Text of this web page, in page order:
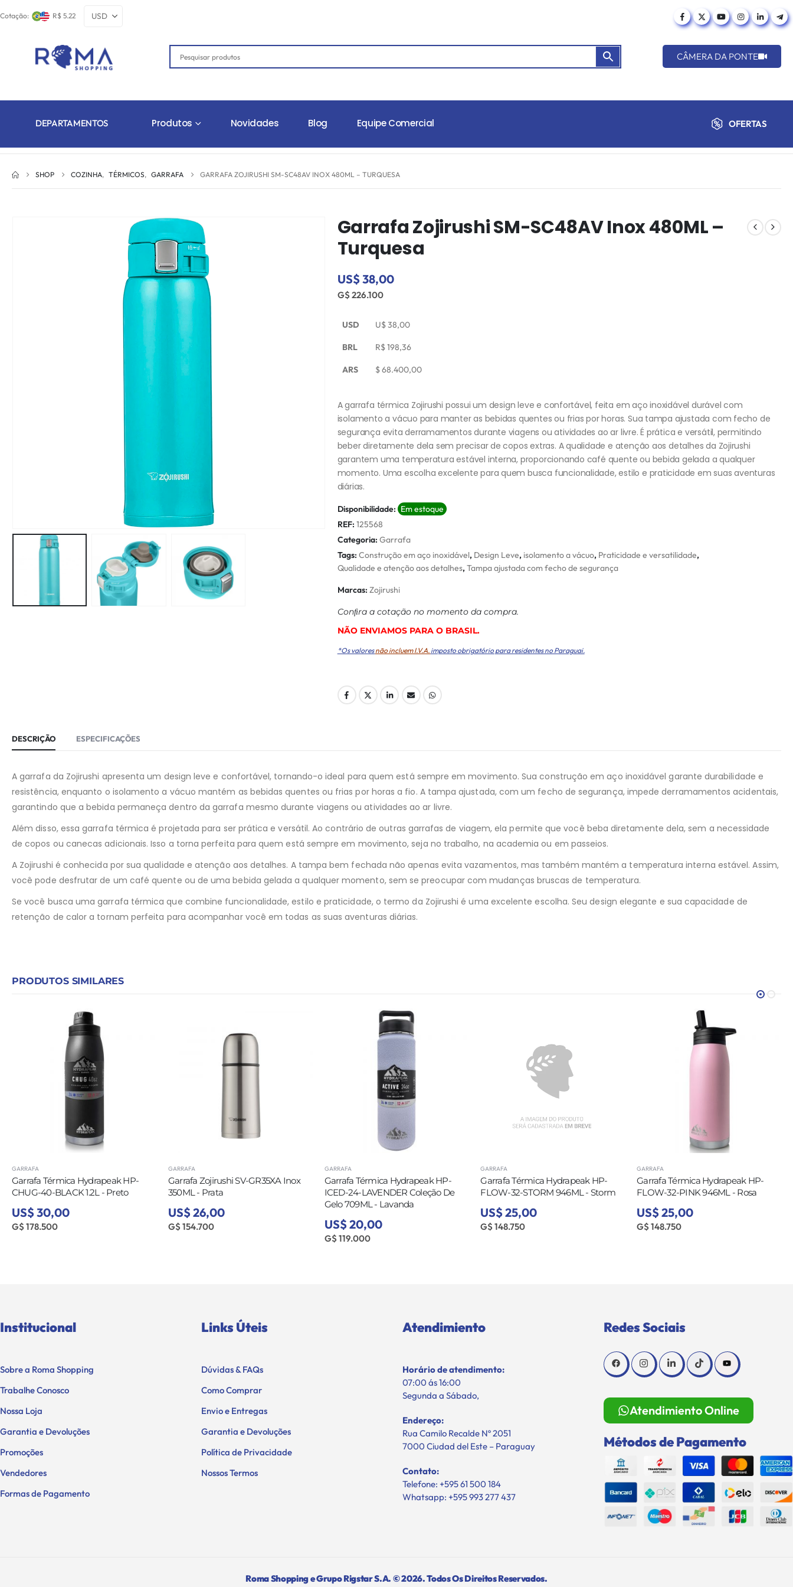
Cotação: R$ 5.22
CÂMERA DA PONTE
DEPARTAMENTOS Produtos Novidades Blog Equipe Comercial OFERTAS
SHOP COZINHA, TÉRMICOS, GARRAFA GARRAFA ZOJIRUSHI SM-SC48AV INOX 480ML – TURQUESA
Garrafa Zojirushi SM-SC48AV Inox 480ML –
Turquesa
US$ 38,00
G$ 226.100
USD U$38,00
BRL R$198,36
ARS $68.400,00
A garrafa térmica Zojirushi possui um design leve e confortável, feita em aço inoxidável durável com
isolamento a vácuo para manter as bebidas quentes ou frias por horas. Sua tampa ajustada com fecho de
segurança evita derramamentos durante viagens ou atividades ao ar livre. É prática e versátil, permitindo
beber diretamente dela sem precisar de copos extras. A qualidade e atenção aos detalhes da Zojirushi
garantem uma temperatura estável interna, proporcionando café quente ou bebida gelada a qualquer
momento. Uma escolha excelente para quem busca funcionalidade, estilo e praticidade em suas aventuras
diárias.
Disponibilidade: Em estoque
REF: 125568
Categoria: Garrafa
Tags: Construção em aço inoxidável, Design Leve, isolamento a vácuo, Praticidade e versatilidade,
Qualidade e atenção aos detalhes,Tampa ajustada com fecho de segurança
Marcas: Zojirushi
Conﬁra a cotação no momento da compra.
NÃO ENVIAMOS PARA O BRASIL.
*Os valoresnão incluem I.V.A. imposto obrigatório para residentes no Paraguai.
DESCRIÇÃO ESPECIFICAÇÕES
A garrafa da Zojirushi apresenta um design leve e confortável, tornando-o ideal para quem está sempre em movimento. Sua construção em aço inoxidável garante durabilidade e
resistência, enquanto o isolamento a vácuo mantém as bebidas quentes ou frias por horas a fio. A tampa ajustada, com um fecho de segurança, impede derramamentos acidentais,
garantindo que a bebida permaneça dentro da garrafa mesmo durante viagens ou atividades ao ar livre.
Além disso, essa garrafa térmica é projetada para ser prática e versátil. Ao contrário de outras garrafas de viagem, ela permite que você beba diretamente dela, sem a necessidade
de copos ou canecas adicionais. Isso a torna perfeita para quem está sempre em movimento, seja no trabalho, na academia ou em passeios.
A Zojirushi é conhecida por sua qualidade e atenção aos detalhes. A tampa bem fechada não apenas evita vazamentos, mas também mantém a temperatura interna estável. Assim,
você pode desfrutar de um café quente ou de uma bebida gelada a qualquer momento, sem se preocupar com mudanças bruscas de temperatura.
Se você busca uma garrafa térmica que combine funcionalidade, estilo e praticidade, o termo da Zojirushi é uma excelente escolha. Seu design elegante e sua capacidade de
retenção de calor a tornam perfeita para acompanhar você em todas as suas aventuras diárias.
PRODUTOS SIMILARES
GARRAFA
Garrafa Zojirushi SV-GR35XA Inox
350ML - Prata
US$ 26,00
G$ 154.700
GARRAFA
Garrafa Térmica Hydrapeak HP-
ICED-24-LAVENDER Coleção De
US$ 20,00
GARRAFA
Garrafa Térmica Hydrapeak HP-
FLOW-32-STORM 946ML - Storm
US$ 25,00
G$ 148.750
GARRAFA
Garrafa Térmica Hydrapeak HP-
FLOW-32-PINK 946ML - Rosa
US$ 25,00
G$ 148.750
GARRAFA
Garrafa Térmica Hydrapeak HP-
FLOW-32-ORCHID 946ML -
US$ 25,00
Institucional
Sobre a Roma Shopping
Trabalhe Conosco
Nossa Loja
Garantia e Devoluções
Promoções
Vendedores
Formas de Pagamento
Links Úteis
Dúvidas & FAQs
Como Comprar
Envio e Entregas
Garantia e Devoluções
Política de Privacidade
Nossos Termos
Atendimiento
Horário de atendimento:
07:00 ás 16:00
Segunda a Sábado,
Endereço:
Rua Camilo Recalde Nº 2051
7000 Ciudad del Este – Paraguay
Contato:
Telefone: +595 61 500 184
Whatsapp: +595 993 277 437
Redes Sociais
Atendimiento Online
Métodos de Pagamento
Roma Shopping e Grupo Rigstar S.A. © 2026. Todos Os Direitos Reservados.